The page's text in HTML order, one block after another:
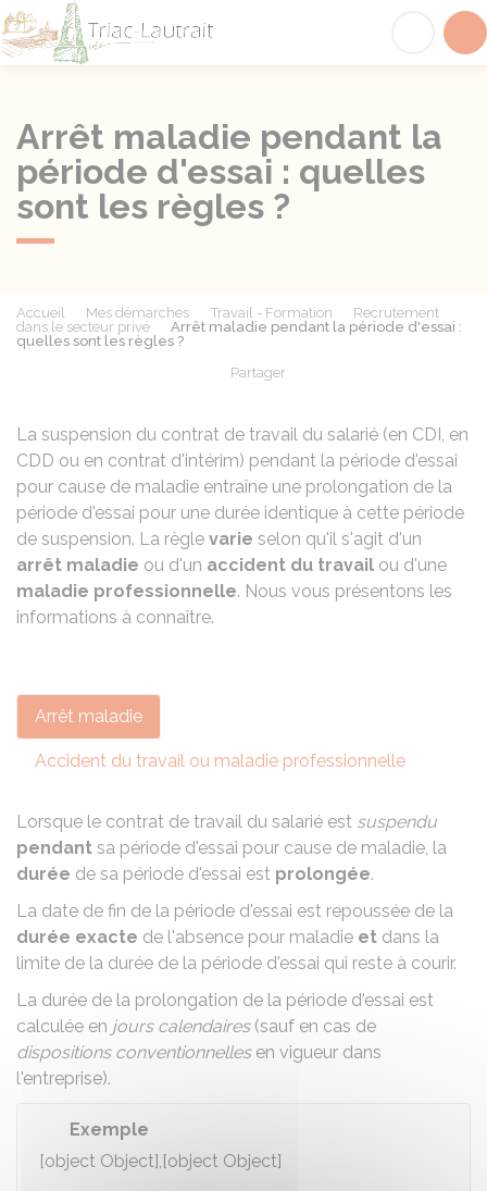
Arrêt maladie pendant la
période d'essai : quelles
sont les règles ?
Accueil Mes démarches Travail - Formation
Recrutement
dans le secteur privé
Arrêt maladie pendant la période d'essai :
quelles sont les règles ?
Partager
La suspension du contrat de travail du salarié (en CDI, en
CDD ou en contrat d'intérim) pendant la période d'essai
pour cause de maladie entraîne une prolongation de la
période d'essai pour une durée identique à cette période
de suspension. La règle varie selon qu'il s'agit d'un
arrêt maladie ou d'un accident du travail ou d'une
maladie professionnelle. Nous vous présentons les
informations à connaître.
Arrêt maladie
Accident du travail ou maladie professionnelle
Lorsque le contrat de travail du salarié est suspendu
pendant sa période d'essai pour cause de maladie, la
durée de sa période d'essai est prolongée.
La date de fin de la période d'essai est repoussée de la
durée exacte de l'absence pour maladie et dans la
limite de la durée de la période d'essai qui reste à courir.
La durée de la prolongation de la période d'essai est
calculée en jours calendaires(sauf en cas de
dispositions conventionnellesen vigueur dans
l'entreprise).
Exemple
[object Object],[object Object]